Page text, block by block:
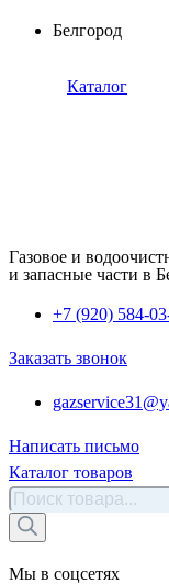
Перейти
содержимому
Белгород
Каталог
Газовое и
и запасные части в
+7 (920) 584-
Заказать звонок
Написать письмо
Каталог товаров
Поиск
товаров
Мы в соцсетях